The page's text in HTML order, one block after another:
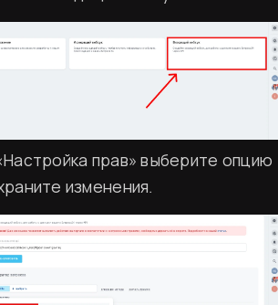
прав» выберите опцию
изменения.